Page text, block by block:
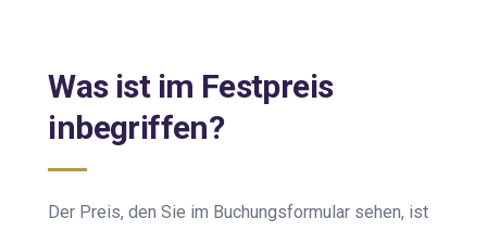
Was ist im Festpreis
inbegriffen?
Der Preis, den Sie im Buchungsformular sehen, ist